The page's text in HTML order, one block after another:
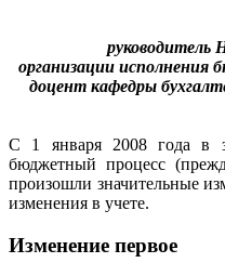
руководитель
организации
доцент кафедры
С 1 января 2008 года в
бюджетный процесс
произошли значительные
изменения в учете.
Изменение первое